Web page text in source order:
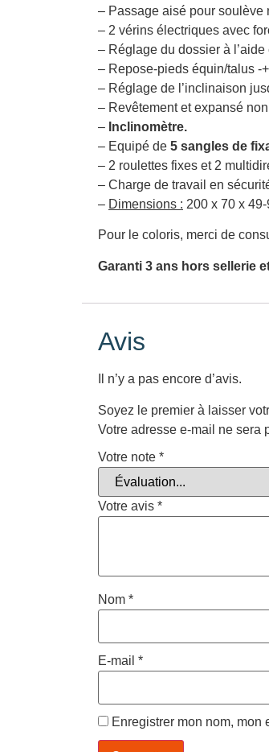
– Passage aisé pour soulève
– 2 vérins électriques avec
– Réglage du dossier à l’aide
– Repose-pieds équin/talus -+
– Réglage de l’inclinaison
– Revêtement et expansé
– Inclinomètre.
– Equipé de 5 sangles de
– 2 roulettes fixes et 2
– Charge de travail en
– Dimensions : 200 x 70 x
Pour le coloris, merci de
Garanti 3 ans hors sellerie
Avis
Il n’y a pas encore d’avis.
Soyez le premier à laisser
Votre adresse e-mail ne sera
Votre note *
Votre avis *
Nom *
E-mail *
Enregistrer mon nom, mon